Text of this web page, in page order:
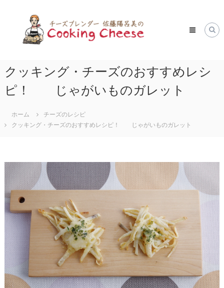
キ
チ
ー
ズ
Cheese
クッキング・チーズのおすすめレシ
ピ！ じゃがいものガレット
ホーム
チーズのレシピ
クッキング・チーズのおすすめレシピ！ じゃがいものガレット